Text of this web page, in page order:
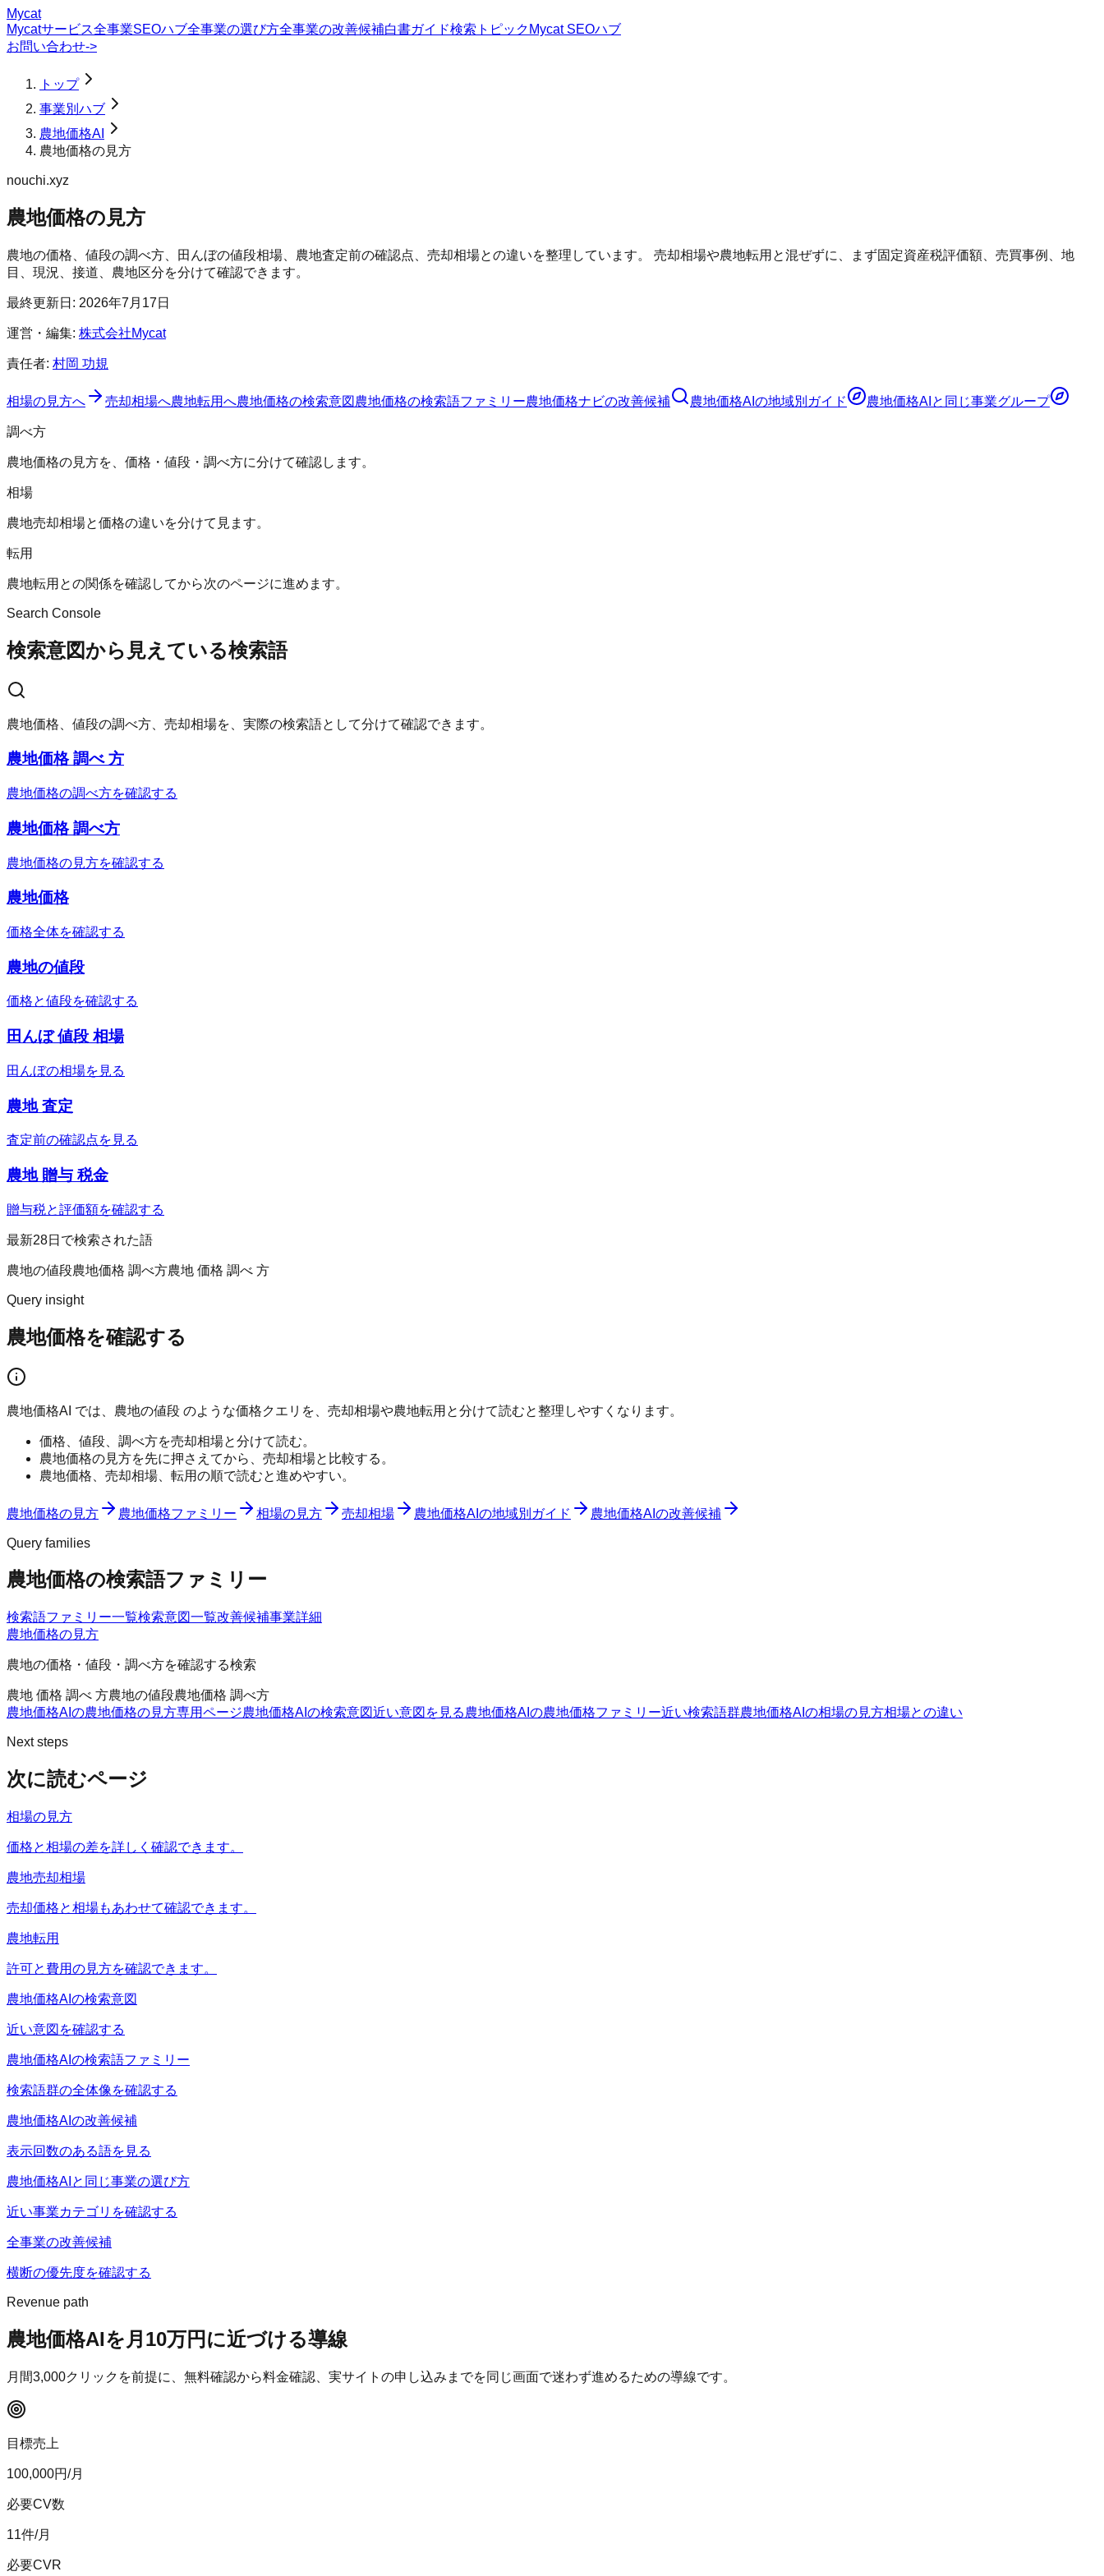
Mycat
Mycatサービス全事業SEOハブ全事業の選び方全事業の改善候補白書ガイド検索トピック Mycat SEOハブ
お問い合わせ->
トップ
事業別ハブ
農地価格AI
農地価格の見方
nouchi.xyz
農地価格の見方
農地の価格、値段の調べ方、田んぼの値段相場、農地査定前の確認点、売却相場との違いを整理しています。 売却相場や農地転用と混ぜずに、まず固定資産税評価額、売買事例、地
目、現況、接道、農地区分を分けて確認できます。
最終更新日: 2026年7月17日
運営・編集: 株式会社Mycat
責任者: 村岡 功規
相場の見方へ 売却相場へ農地転用へ農地価格の検索意図 農地価格の検索語ファミリー農地価格ナビの改善候補 農地価格AI の地域別ガイド 農地価格AI と同じ事業グループ
調べ方
農地価格の見方を、価格・値段・調べ方に分けて確認します。
相場
農地売却相場と価格の違いを分けて見ます。
転用
農地転用との関係を確認してから次のページに進めます。
Search Console
検索意図から見えている検索語
農地価格、値段の調べ方、売却相場を、実際の検索語として分けて確認できます。
農地価格 調べ 方
農地価格の調べ方を確認する
農地価格 調べ方
農地価格の見方を確認する
農地価格
価格全体を確認する
農地の値段
価格と値段を確認する
田んぼ 値段 相場
田んぼの相場を見る
農地 査定
査定前の確認点を見る
農地 贈与 税金
贈与税と評価額を確認する
最新28日で検索された語
農地の値段農地価格 調べ方農地 価格 調べ 方
Query insight
農地価格を確認する
農地価格AI では、農地の値段 のような価格クエリを、売却相場や農地転用と分けて読むと整理しやすくなります。
価格、値段、調べ方を売却相場と分けて読む。
農地価格の見方を先に押さえてから、売却相場と比較する。
農地価格、売却相場、転用の順で読むと進めやすい。
農地価格の見方 農地価格ファミリー 相場の見方 売却相場 農地価格AIの地域別ガイド 農地価格AIの改善候補
Query families
農地価格の検索語ファミリー
検索語ファミリー一覧検索意図一覧改善候補事業詳細
農地価格の見方
農地の価格・値段・調べ方を確認する検索
農地 価格 調べ 方農地の値段農地価格 調べ方
農地価格AIの農地価格の見方専用ページ農地価格AIの検索意図近い意図を見る農地価格AIの農地価格ファミリー近い検索語群農地価格AIの相場の見方相場との違い
Next steps
次に読むページ
相場の見方
価格と相場の差を詳しく確認できます。
農地売却相場
売却価格と相場もあわせて確認できます。
農地転用
許可と費用の見方を確認できます。
農地価格AIの検索意図
近い意図を確認する
農地価格AIの検索語ファミリー
検索語群の全体像を確認する
農地価格AIの改善候補
表示回数のある語を見る
農地価格AIと同じ事業の選び方
近い事業カテゴリを確認する
全事業の改善候補
横断の優先度を確認する
Revenue path
農地価格AIを月10万円に近づける導線
月間3,000クリックを前提に、無料確認から料金確認、実サイトの申し込みまでを同じ画面で迷わず進めるための導線です。
目標売上
100,000円/月
必要CV数
11件/月
必要CVR